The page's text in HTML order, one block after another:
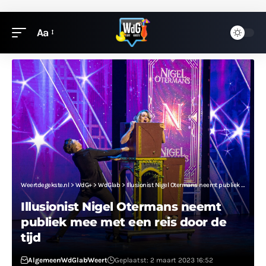
Aa
Weertdegekste.nl> WdG+> WdGlab > Illusionist Nigel Otermans neemt publiek mee met een reis door de tijd
Illusionist Nigel Otermans neemt
publiek mee met een reis door de
tijd
AlgemeenWdGlabWeert
Geplaatst: 2 maart 2023 16:52